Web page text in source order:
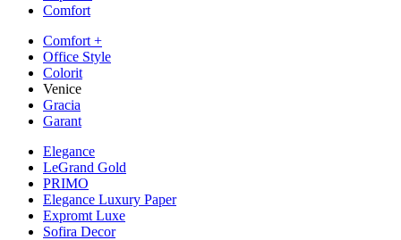
Comfort
Comfort +
Office Style
Colorit
Venice
Gracia
Garant
Elegance
LeGrand Gold
PRIMO
Elegance Luxury Paper
Expromt Luxe
Sofira Decor